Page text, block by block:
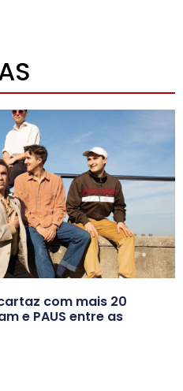
com mais 20
e PAUS entre as